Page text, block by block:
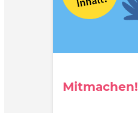
Mitmachen!